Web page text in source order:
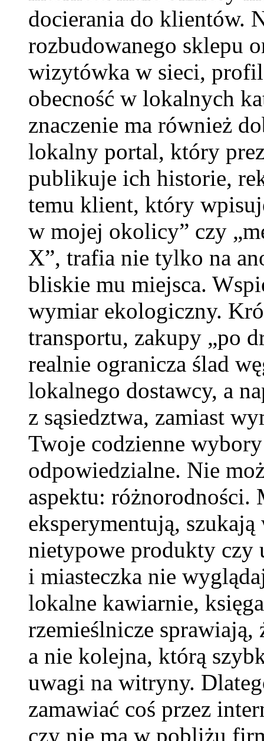
docierania do klientów.
rozbudowanego sklepu
wizytówka w sieci, profil
obecność w lokalnych
znaczenie ma również
lokalny portal, który
publikuje ich historie,
temu klient, który
w mojej okolicy” czy
X”, trafia nie tylko na
bliskie mu miejsca.
wymiar ekologiczny.
transportu, zakupy „po
realnie ogranicza ślad
lokalnego dostawcy, a
z sąsiedztwa, zamiast
Twoje codzienne
odpowiedzialne. Nie
aspektu: różnorodności.
eksperymentują,
nietypowe produkty czy
i miasteczka nie
lokalne kawiarnie,
rzemieślnicze sprawiają,
a nie kolejna, którą
uwagi na witryny.
zamawiać coś przez
czy nie ma w pobliżu